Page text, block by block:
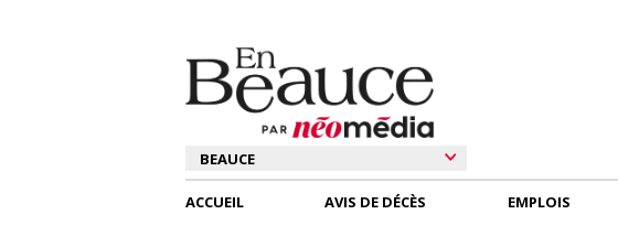
ACCUEIL AVIS DE DÉCÈS EMPLOIS